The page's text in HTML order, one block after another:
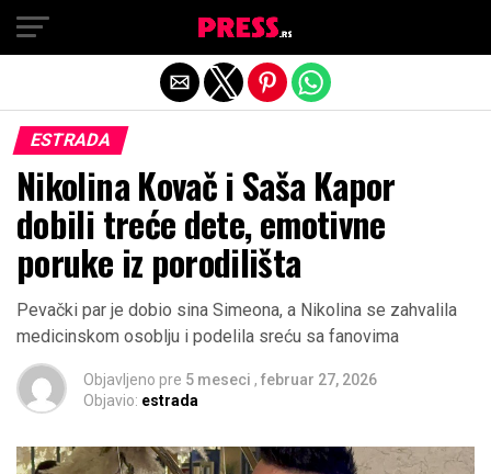
ESTRADA
Nikolina Kovač i Saša Kapor
dobili treće dete, emotivne
poruke iz porodilišta
Pevački par je dobio sina Simeona, a Nikolina se zahvalila
medicinskom osoblju i podelila sreću sa fanovima
Objavljeno pre 5 meseci , februar 27, 2026
Objavio: estrada
Exit mobile version